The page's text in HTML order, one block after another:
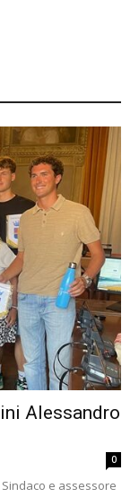
Alessandro
0
e assessore